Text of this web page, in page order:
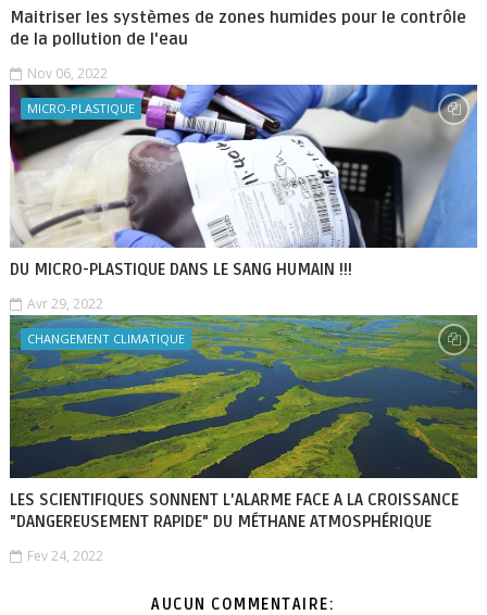
Maitriser les systèmes de zones humides pour le contrôle
de la pollution de l'eau
Nov 06, 2022
MICRO-PLASTIQUE
DU MICRO-PLASTIQUE DANS LE SANG HUMAIN !!!
Avr 29, 2022
CHANGEMENT CLIMATIQUE
LES SCIENTIFIQUES SONNENT L'ALARME FACE A LA CROISSANCE
"DANGEREUSEMENT RAPIDE" DU MÉTHANE ATMOSPHÉRIQUE
Fev 24, 2022
AUCUN COMMENTAIRE: